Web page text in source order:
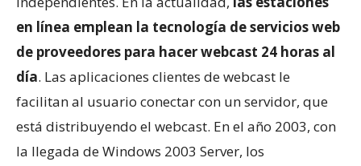
en línea emplean la tecnología de servicios web
de proveedores para hacer webcast 24 horas al
día. Las aplicaciones clientes de webcast le
facilitan al usuario conectar con un servidor, que
está distribuyendo el webcast. En el año 2003, con
la llegada de Windows 2003 Server, los